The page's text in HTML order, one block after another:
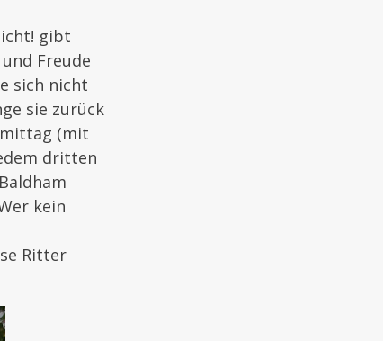
gibt
Freude
sich nicht
sie zurück
(mit
dritten
kein
Ritter